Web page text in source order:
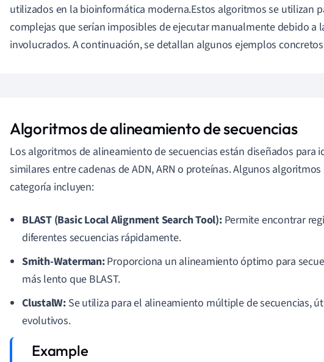
utilizados en la bioinformática moderna.Estos algoritmos se utilizan
complejas que serían imposibles de ejecutar manualmente debido a
involucrados. A continuación, se detallan algunos ejemplos
Algoritmos de alineamiento de secuencias
Los algoritmos de alineamiento de secuencias están diseñados para
similares entre cadenas de ADN, ARN o proteínas. Algunos
categoría incluyen:
BLAST (Basic Local Alignment Search Tool):Permite encontrar
diferentes secuencias rápidamente.
Smith-Waterman:Proporciona un alineamiento óptimo para
más lento que BLAST.
ClustalW: Se utiliza para el alineamiento múltiple de secuencias,
evolutivos.